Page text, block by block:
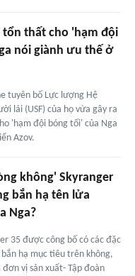
tổn thất cho 'hạm đội
nói giành ưu thế ở
tuyên bố Lực lượng Hệ
lái (USF) của họ vừa gây ra
'hạm đội bóng tối' của Nga
Azov.
không' Skyranger
bắn hạ tên lửa
Nga?
35 được công bố có các đặc
hạ mục tiêu trên không,
vị sản xuất- Tập đoàn